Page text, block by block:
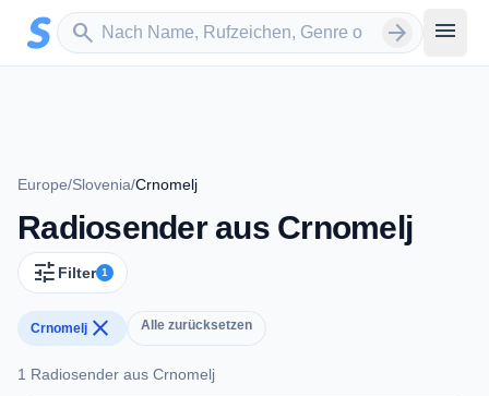
Zum Hauptinhalt springen
search
Sender suchen arrow_forward menu
Europe/Slovenia/Crnomelj
Radiosender aus Crnomelj
tune Filter 1
Crnomelj close Alle zurücksetzen
1 Radiosender aus Crnomelj